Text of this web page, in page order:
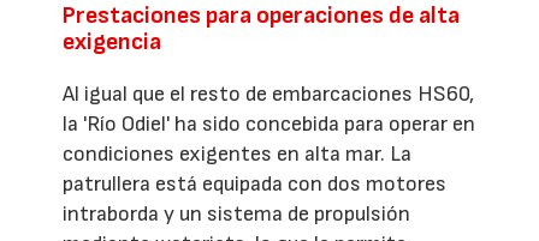
Prestaciones para operaciones de alta
exigencia
Al igual que el resto de embarcaciones HS60,
la 'Río Odiel' ha sido concebida para operar en
condiciones exigentes en alta mar. La
patrullera está equipada con dos motores
intraborda y un sistema de propulsión